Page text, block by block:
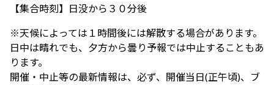
【集合時刻】日没から３０分後
※天候によっては１時間後には解散する場合があります。
日中は晴れでも、夕方から曇り予報では中止することもあ
ります。
開催・中止等の最新情報は、必ず、開催当日(正午頃)、ブ